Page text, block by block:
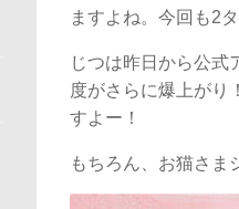
ますよね。今回も2
じつは昨日から公式
度がさらに爆上がり
すよー！
もちろん、お猫さま